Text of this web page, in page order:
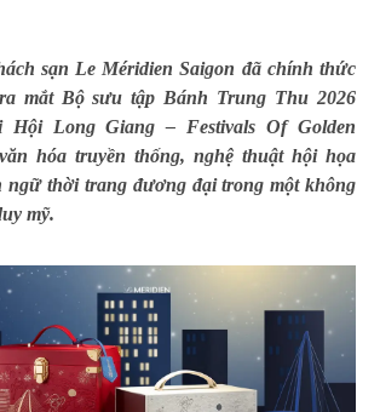
sạn Le Méridien Saigon đã chính thức
mắt Bộ sưu tập Bánh Trung Thu 2026
Hội Long Giang – Festivals Of Golden
hóa truyền thống, nghệ thuật hội họa
ngữ thời trang đương đại trong một không
mỹ.